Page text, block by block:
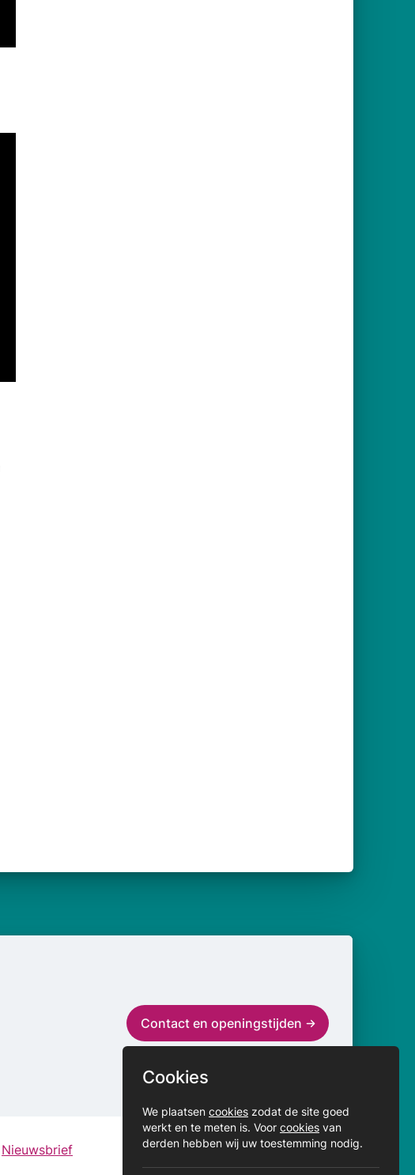
Contact en openingstijden
Nieuwsbrief
Cookies
We plaatsen cookies zodat de site goed
werkt en te meten is. Voor cookies van
derden hebben wij uw toestemming nodig.